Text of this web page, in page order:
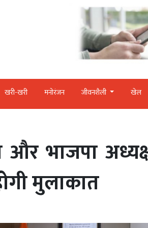
खरी-खरी मनोरंजन जीवनशैली खेल
और भाजपा
मुलाकात